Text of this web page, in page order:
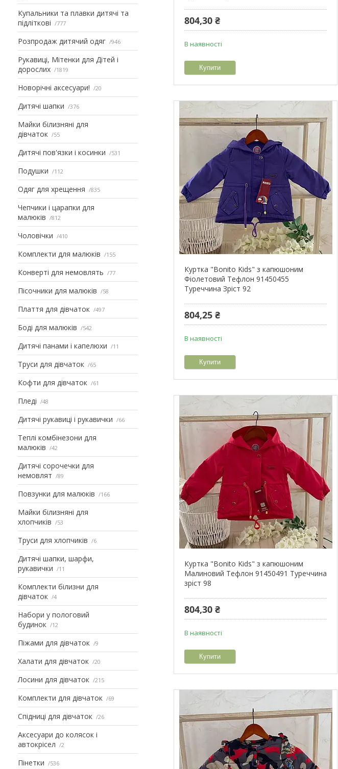
Купальники та плавки дитячі та
підліткові
777
Розпродаж дитячий одяг 946
Рукавиці, Мітенки для Дітей і
дорослих
1819
Новорічні аксесуари! 20
Дитячі шапки 376
Майки білизняні для
дівчаток
55
Дитячі пов'язки і косинки 531
Подушки 112
Одяг для хрещення 835
Чепчики і царапки для
малюків
812
Чоловічки 410
Комплекти для малюків 155
Конверті для немовлять 77
Пісочники для малюків 58
Плаття для дівчаток 497
Боді для малюків 542
Дитячі панами і капелюхи 11
Труси для дівчаток 65
Кофти для дівчаток 61
Пледі 48
Дитячі рукавиці і рукавички 66
Теплі комбінезони для
малюків
42
Дитячі сорочечки для
немовлят
89
Повзунки для малюків 166
Майки білизняні для
хлопчиків
53
Труси для хлопчиків 6
Дитячі шапки, шарфи,
рукавички
11
Комплекти білизни для
дівчаток
4
Набори у пологовий
будинок
12
Піжами для дівчаток 9
Халати для дівчаток 20
Лосини для дівчаток 215
Комплекти для дівчаток 69
Спідниці для дівчаток 26
Аксесуари до колясок і
автокрісел
2
Пінетки 536
804,30 ₴
В наявності
Купити
Куртка "Bonito Kids" з капюшоним
Фіолетовий Тефлон 91450455
Туреччина Зріст 92
804,25 ₴
В наявності
Купити
Куртка "Bonito Kids" з капюшоним
Малиновий Тефлон 91450491 Туреччина
зріст 98
804,30 ₴
В наявності
Купити